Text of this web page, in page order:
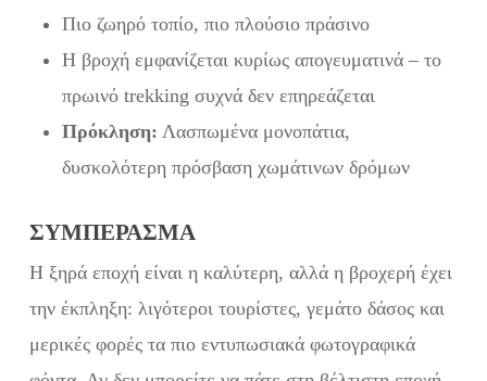
Πιο ζωηρό τοπίο, πιο πλούσιο πράσινο
Η βροχή εμφανίζεται κυρίως απογευματινά – το
πρωινό trekking συχνά δεν επηρεάζεται
Πρόκληση: Λασπωμένα μονοπάτια,
δυσκολότερη πρόσβαση χωμάτινων δρόμων
ΣΥΜΠΈΡΑΣΜΑ
Η ξηρά εποχή είναι η καλύτερη, αλλά η βροχερή έχει
την έκπληξη: λιγότεροι τουρίστες, γεμάτο δάσος και
μερικές φορές τα πιο εντυπωσιακά φωτογραφικά